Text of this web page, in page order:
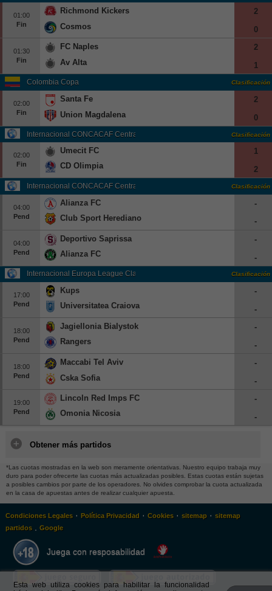
01:00
Fin
Richmond Kickers
Cosmos
2
0
01:30
Fin
FC Naples
Av Alta
2
1
Colombia Copa Clasificación
02:00
Fin
Santa Fe
Union Magdalena
2
0
Internacional CONCACAF Central American Cup Grp. B Clasificación
02:00
Fin
Umecit FC
CD Olimpia
1
2
Internacional CONCACAF Central American Cup Grp. C Clasificación
04:00
Pend
Alianza FC
Club Sport Herediano
-
-
04:00
Pend
Deportivo Saprissa
Alianza FC
-
-
Internacional Europa League Clasificación Clasificación
17:00
Pend
Kups
Universitatea Craiova
-
-
18:00
Pend
Jagiellonia Bialystok
Rangers
-
-
18:00
Pend
Maccabi Tel Aviv
Cska Sofia
-
-
19:00
Pend
Lincoln Red Imps FC
Omonia Nicosia
-
-
Obtener más partidos
*Las cuotas mostradas en la web son meramente orientativas. Nuestro equipo trabaja muy
duro para poder ofrecerte las cuotas más actualizadas posibles. Estas cuotas están sujetas
a posibles cambios por parte de los operadores. No olvides comprobar la cuota actualizada
en la casa de apuestas antes de realizar cualquier apuesta.
Condiciones Legales· Política Privacidad · Cookies· sitemap· sitemap
partidos. Google
Juega con resposabilidad
Esta web utiliza cookies para habilitar la funcionalidad